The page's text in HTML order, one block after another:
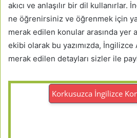
akıcı ve anlaşılır bir dil kullanırlar.
ne öğrenirsiniz ve öğrenmek için
merak edilen konular arasında yer
ekibi olarak bu yazımızda, İngilizce
merak edilen detayları sizler ile
Korkusuzca İngilizce